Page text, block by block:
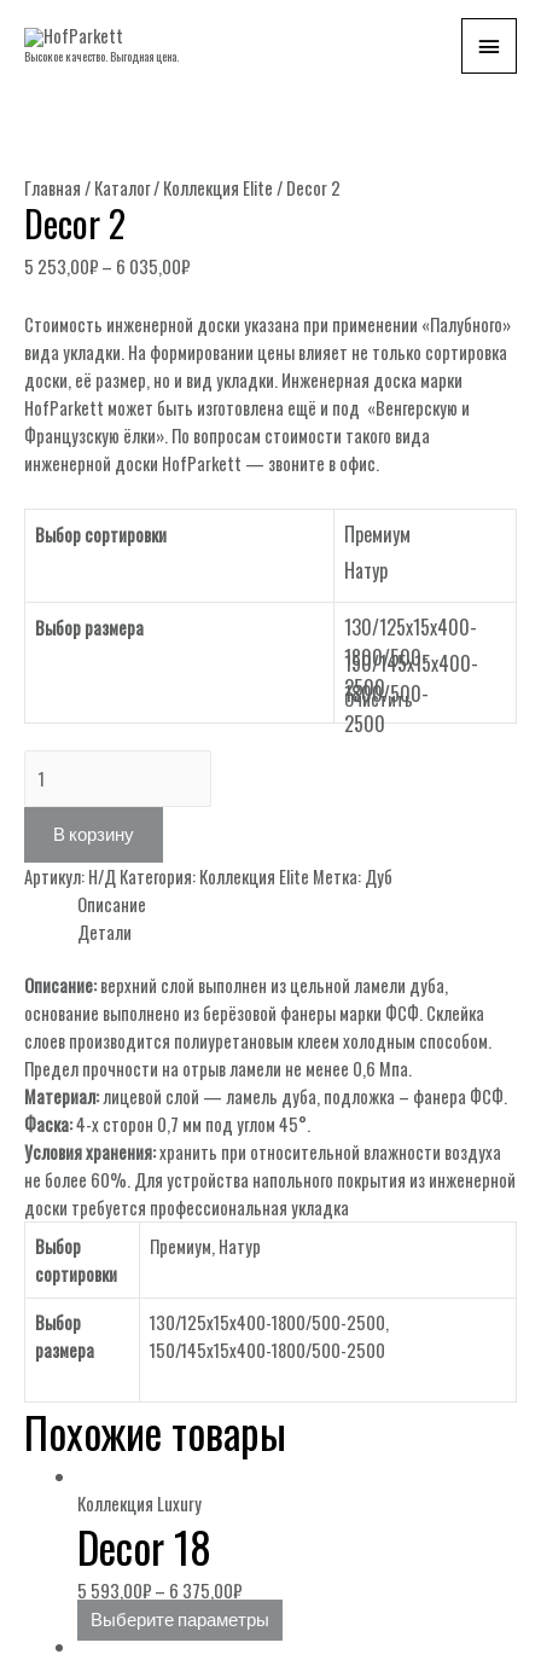
Высокое качество. Выгодная цена.
Главная/Каталог/Коллекция Elite/ Decor 2
Decor 2
5 253,00₽– 6 035,00₽
Стоимость инженерной доски указана при применении «Палубного»
вида укладки. На формировании цены влияет не только сортировка
доски, её размер, но и вид укладки. Инженерная доска марки
HofParkett может быть изготовлена ещё и под «Венгерскую и
Французскую ёлки». По вопросам стоимости такого вида
инженерной доски HofParkett — звоните в офис.
Выбор сортировки
Премиум
Натур
Выбор размера
130/125х15х400-
1800/500-
2500
150/145х15х400-
1800/500-
2500
Очистить
товара
В корзину
Артикул:Н/Д Категория:Коллекция Elite Метка:Дуб
Описание
Детали
Описание:верхний слой выполнен из цельной ламели дуба,
основание выполнено из берёзовой фанеры марки ФСФ. Склейка
слоев производится полиуретановым клеем холодным способом.
Предел прочности на отрыв ламели не менее 0,6 Мпа.
Материал:лицевой слой — ламель дуба, подложка – фанера ФСФ.
Фаска:4-х сторон 0,7 мм под углом 45°.
Условия хранения:хранить при относительной влажности воздуха
не более 60%. Для устройства напольного покрытия из инженерной
доски требуется профессиональная укладка
Выбор
сортировки
Премиум,Натур
Выбор
размера
130/125х15х400-1800/500-2500,
150/145х15х400-1800/500-2500
Похожие товары
Коллекция Luxury
Decor 18
5 593,00₽– 6 375,00₽
Выберите параметры